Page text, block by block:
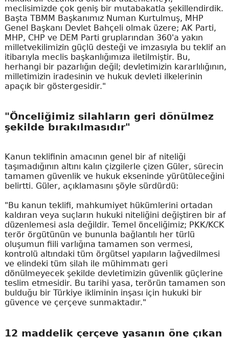
meclisimizde çok geniş bir mutabakatla şekillendirdik.
Başta TBMM Başkanımız Numan Kurtulmuş, MHP
Genel Başkanı Devlet Bahçeli olmak üzere; AK Parti,
MHP, CHP ve DEM Parti gruplarından 360'a yakın
milletvekilimizin güçlü desteği ve imzasıyla bu teklif an
itibarıyla meclis başkanlığımıza iletilmiştir. Bu,
herhangi bir pazarlığın değil; devletimizin kararlılığının,
milletimizin iradesinin ve hukuk devleti ilkelerinin
apaçık bir göstergesidir."
"Önceliğimiz silahların geri dönülmez
şekilde bırakılmasıdır"
Kanun teklifinin amacının genel bir af niteliği
taşımadığının altını kalın çizgilerle çizen Güler, sürecin
tamamen güvenlik ve hukuk ekseninde yürütüleceğini
belirtti. Güler, açıklamasını şöyle sürdürdü:
"Bu kanun teklifi, mahkumiyet hükümlerini ortadan
kaldıran veya suçların hukuki niteliğini değiştiren bir af
düzenlemesi asla değildir. Temel önceliğimiz; PKK/KCK
terör örgütünün ve bununla bağlantılı her türlü
oluşumun fiili varlığına tamamen son vermesi,
kontrolü altındaki tüm örgütsel yapıların lağvedilmesi
ve elindeki tüm silah ile mühimmatı geri
dönülmeyecek şekilde devletimizin güvenlik güçlerine
teslim etmesidir. Bu tarihi yasa, terörün tamamen son
bulduğu bir Türkiye ikliminin inşası için hukuki bir
güvence ve çerçeve sunmaktadır."
12 maddelik çerçeve yasanın öne çıkan